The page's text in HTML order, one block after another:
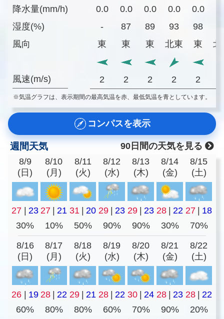
降水量(mm/h)
湿度(%)
風向
風速(m/s)
0.0 0.0 0.0 0.0 0.0
-
87 89 93 98
東
東 東 北東 東 北
2 2 2 2 2
※気温グラフは、表示期間の最高気温を赤、最低気温を青としています。
コンパスを表示
週間天気
90日間の天気を見る
8/9
(日)
8/10
(月)
8/11
(火)
8/12
(水)
8/13
(木)
8/14
(金)
8/15
(土)
27 23 27 21 31 20 29 23 29 23 28 22 27
18
30%
10% 50% 90% 90% 30% 70%
8/16
(日)
8/17
(月)
8/18
(火)
8/19
(水)
8/20
(木)
8/21
(金)
8/22
(土)
26 19 28 22 29 21 28 22 30 24 28 23 28
22
60%
80% 80% 60% 70% 90%
20%